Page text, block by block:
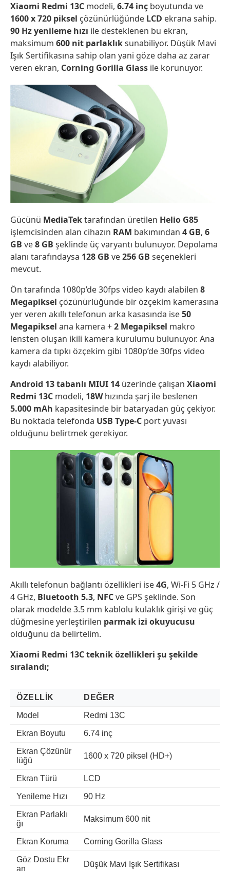
Xiaomi Redmi 13C modeli, 6.74 inç boyutunda ve
1600 x 720 piksel çözünürlüğünde LCD ekrana sahip.
90 Hz yenileme hızı ile desteklenen bu ekran,
maksimum 600 nit parlaklıksunabiliyor. Düşük Mavi
Işık Sertifikasına sahip olan yani göze daha az zarar
veren ekran, Corning Gorilla Glass ile korunuyor.
Gücünü MediaTektarafından üretilen Helio G85
işlemcisinden alan cihazın RAM bakımından 4 GB, 6
GB ve8 GB şeklinde üç varyantı bulunuyor. Depolama
alanı tarafındaysa 128 GB ve256 GB seçenekleri
mevcut.
Ön tarafında 1080p’de 30fps video kaydı alabilen 8
Megapiksel çözünürlüğünde bir özçekim kamerasına
yer veren akıllı telefonun arka kasasında ise50
Megapiksel ana kamera +2 Megapiksel makro
lensten oluşan ikili kamera kurulumu bulunuyor. Ana
kamera da tıpkı özçekim gibi 1080p’de 30fps video
kaydı alabiliyor.
Android 13 tabanlı MIUI 14 üzerinde çalışan Xiaomi
Redmi 13C modeli, 18Whızında şarj ile beslenen
5.000 mAh kapasitesinde bir bataryadan güç çekiyor.
Bu noktada telefonda USB Type-C port yuvası
olduğunu belirtmek gerekiyor.
Akıllı telefonun bağlantı özellikleri ise4G, Wi-Fi 5 GHz /
4 GHz, Bluetooth 5.3, NFCve GPS şeklinde. Son
olarak modelde 3.5 mm kablolu kulaklık girişi ve güç
düğmesine yerleştirilen parmak izi okuyucusu
olduğunu da belirtelim.
Xiaomi Redmi 13Cteknik özellikleri şu şekilde
sıralandı;
ÖZELLIK DEĞER
Model Redmi 13C
Ekran Boyutu 6.74 inç
Ekran Çözünür
lüğü
1600 x 720 piksel (HD+)
Ekran Türü LCD
Yenileme Hızı 90 Hz
Ekran Parlaklı
ğı
Maksimum 600 nit
Ekran Koruma Corning Gorilla Glass
Göz Dostu Ekr
an
Düşük Mavi Işık Sertifikası